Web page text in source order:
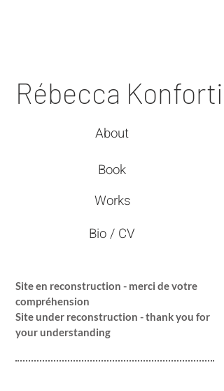
Rébecca Konforti
About
Book
Works
Bio / CV
Site en reconstruction - merci de votre
compréhension
Site under reconstruction - thank you for
your understanding